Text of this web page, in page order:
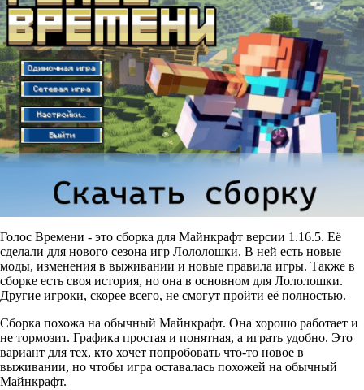
Голос Времени - это сборка для Майнкрафт версии 1.16.5. Её
сделали для нового сезона игр Лололошки. В ней есть новые
моды, изменения в выживании и новые правила игры. Также в
сборке есть своя история, но она в основном для Лололошки.
Другие игроки, скорее всего, не смогут пройти её полностью.
Сборка похожа на обычный Майнкрафт. Она хорошо работает и
не тормозит. Графика простая и понятная, а играть удобно. Это
вариант для тех, кто хочет попробовать что-то новое в
выживании, но чтобы игра оставалась похожей на обычный
Майнкрафт.